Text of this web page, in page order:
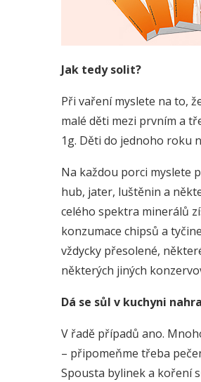
Jak tedy solit?
Při vaření myslete na to,
malé děti mezi prvním a
1g. Děti do jednoho roku
Na každou porci myslete
hub, jater, luštěnin a
celého spektra minerálů
konzumace chipsů a
vždycky přesolené,
některých jiných
Dá se sůl v kuchyni
V řadě případů ano.
– připomeňme třeba
Spousta bylinek a koření